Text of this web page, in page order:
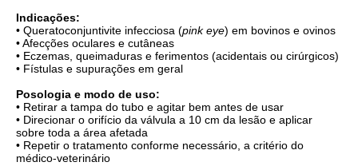
Indicações:
• Queratoconjuntivite infecciosa (pink eye) em bovinos e ovinos
• Afecções oculares e cutâneas
• Eczemas, queimaduras e ferimentos (acidentais ou cirúrgicos)
• Fístulas e supurações em geral
Posologia e modo de uso:
• Retirar a tampa do tubo e agitar bem antes de usar
• Direcionar o orifício da válvula a 10 cm da lesão e aplicar
sobre toda a área afetada
• Repetir o tratamento conforme necessário, a critério do
médico-veterinário